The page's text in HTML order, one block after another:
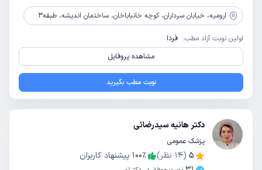
ارومیه، خیابان سرداران، کوچه خانباباخان، ساختمان اندیشه، طبقه3
اولین نوبت آزاد مطب: فردا
مشاهده پروفایل
نوبت مطب بگیرید
دکتر هانیه سیدرضائی
پزشک عمومی
5
(
14 نظر) 100٪
پیشنهاد کاربران